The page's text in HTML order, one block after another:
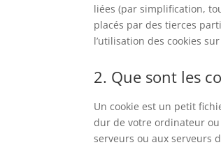
liées (par simplification,
placés par des tierces
l’utilisation des cookies
2. Que sont les
Un cookie est un petit
dur de votre ordinateur ou
serveurs ou aux serveurs